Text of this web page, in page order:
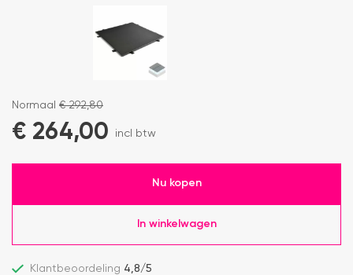
Normaal €292,80
€ 264,00 incl btw
Nu kopen
In winkelwagen
Klantbeoordeling 4,8/5